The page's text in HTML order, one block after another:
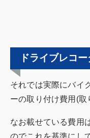
ドライブレコ
それでは実際にバイ
ーの取り付け費用(取
なお載せている費用
のでこれを基準にし